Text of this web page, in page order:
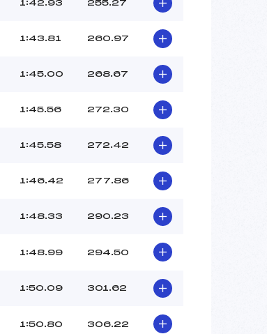
-6
1:42.93 255.27
1:43.81 260.97
1:45.00 268.67
1:45.56 272.30
1:45.58 272.42
1:46.42 277.86
1:48.33 290.23
1:48.99 294.50
1:50.09 301.62
1:50.80 306.22